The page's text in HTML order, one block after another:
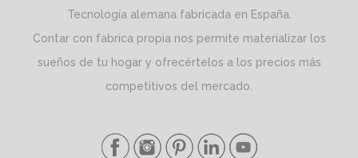
Tecnología alemana fabricada en España.
Contar con fabrica propia nos permite materializar los
sueños de tu hogar y ofrecértelos a los precios más
competitivos del mercado.